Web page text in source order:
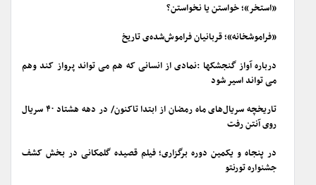
«استخر»؛ خواستن یا نخواستن؟
«فراموشخانه»؛ قربانیان فراموش‌شده‌ی تاریخ
درباره آواز گنجشکها :نمادی از انسانی که هم می تواند پرواز کند وهم
می تواند اسیر شود
تاریخچه سریال‌های ماه رمضان از ابتدا تاکنون/ در دهه هشتاد ۴۰ سریال
روی آنتن رفت
در پنجاه و یکمین دوره برگزاری؛ فیلم قصیده گلمکانی در بخش کشف
جشنواره تورنتو